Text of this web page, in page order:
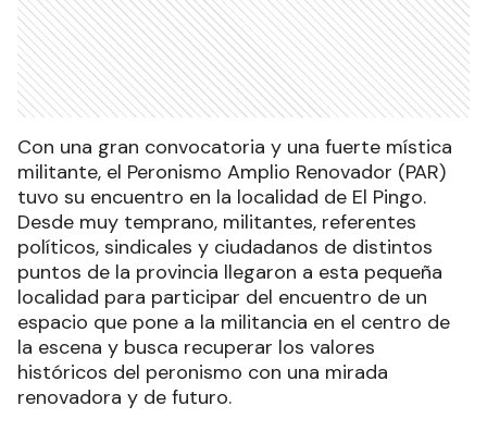
Con una gran convocatoria y una fuerte mística
militante, el Peronismo Amplio Renovador (PAR)
tuvo su encuentro en la localidad de El Pingo.
Desde muy temprano, militantes, referentes
políticos, sindicales y ciudadanos de distintos
puntos de la provincia llegaron a esta pequeña
localidad para participar del encuentro de un
espacio que pone a la militancia en el centro de
la escena y busca recuperar los valores
históricos del peronismo con una mirada
renovadora y de futuro.